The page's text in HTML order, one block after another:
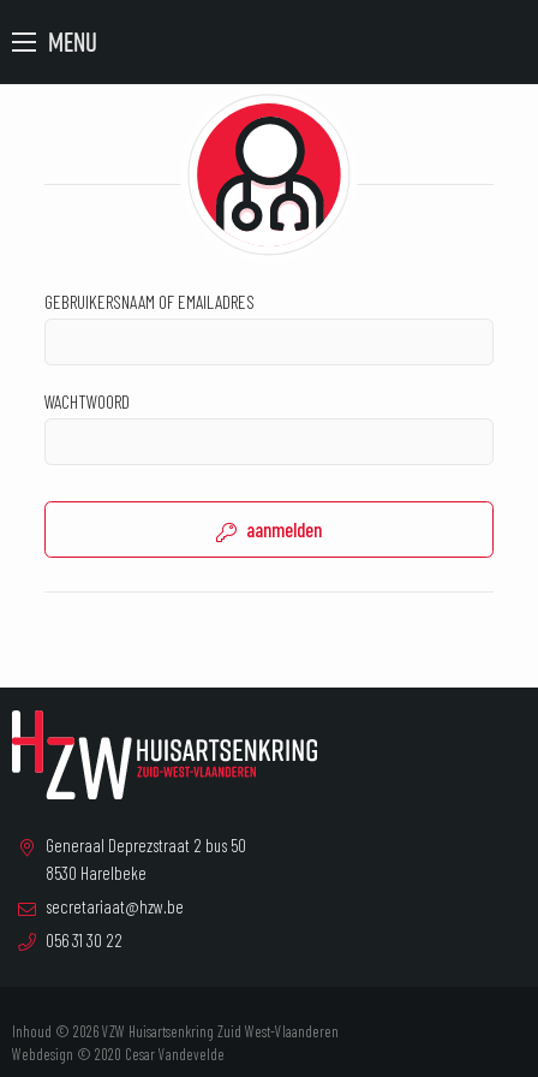
MENU
GEBRUIKERSNAAM OF EMAILADRES
WACHTWOORD
aanmelden
Generaal Deprezstraat 2 bus 50
8530 Harelbeke
secretariaat@hzw.be
056 31 30 22
Inhoud © 2026 VZW Huisartsenkring Zuid West-Vlaanderen
Webdesign © 2020 Cesar Vandevelde